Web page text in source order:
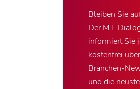
Bleiben Sie
Der MT-
informiert Sie
kostenfrei
Branchen-
und die